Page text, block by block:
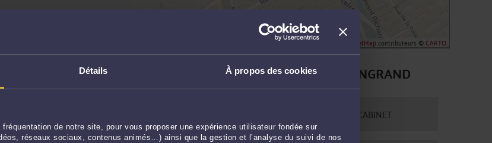
Détails À propos des cookies
de notre site, pour vous proposer une expérience utilisateur fondée sur
réseaux sociaux, contenus animés…) ainsi que la gestion et l’analyse du suivi de nos
Leaflet| © OpenStreetMapcontributeurs ©CARTO
DE PROPOS RACISTES : UN
CONTACTER ME BONGRAND
PRENDRE RDV EN CABINET